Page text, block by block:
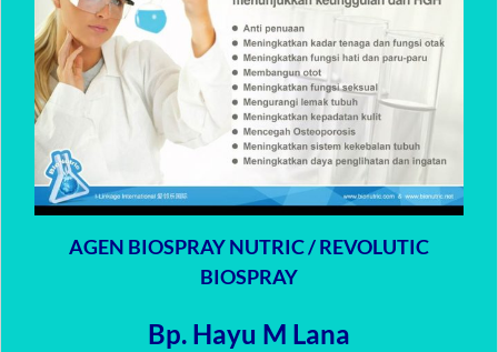
AGEN BIOSPRAY NUTRIC / REVOLUTIC
BIOSPRAY
Bp. Hayu M Lana